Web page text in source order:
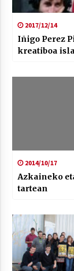
2017/12/14
Iñigo Perez
kreatiboa
2014/10/17
Azkaineko
tartean